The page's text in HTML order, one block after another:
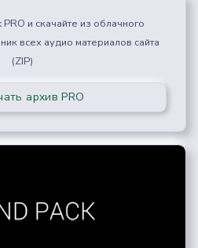
и скачайте из облачного
всех аудио материалов сайта
(ZIP)
архив PRO